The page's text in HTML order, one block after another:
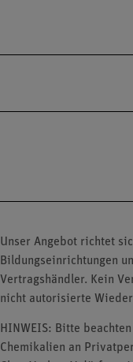
Unser Angebot richtet
Bildungseinrichtungen
Vertragshändler. Kein
nicht autorisierte
HINWEIS: Bitte
Chemikalien an